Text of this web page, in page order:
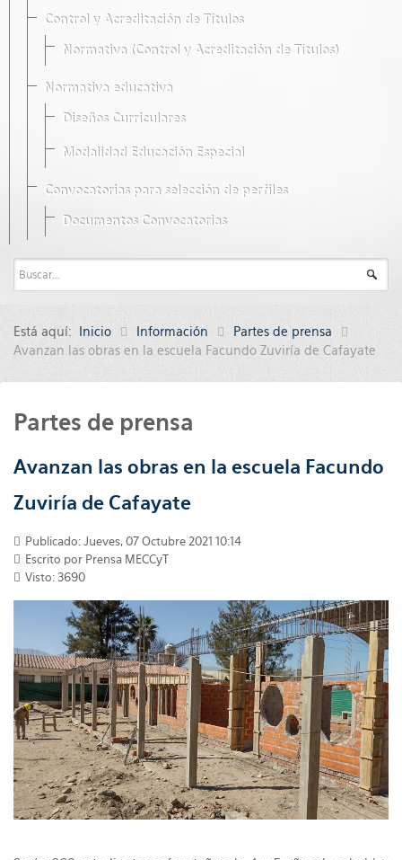
Control y Acreditación de Títulos
Normativa (Control y Acreditación de Títulos)
Normativa educativa
Diseños Curriculares
Modalidad Educación Especial
Convocatorias para selección de perfiles
Documentos Convocatorias
Está aquí: Inicio Información
Partes de prensa
Avanzan las obras en la escuela Facundo Zuviría de Cafayate
Partes de prensa
Avanzan las obras en la escuela Facundo
Zuviría de Cafayate
Publicado: Jueves, 07 Octubre 2021 10:14
Escrito por Prensa MECCyT
Visto: 3690